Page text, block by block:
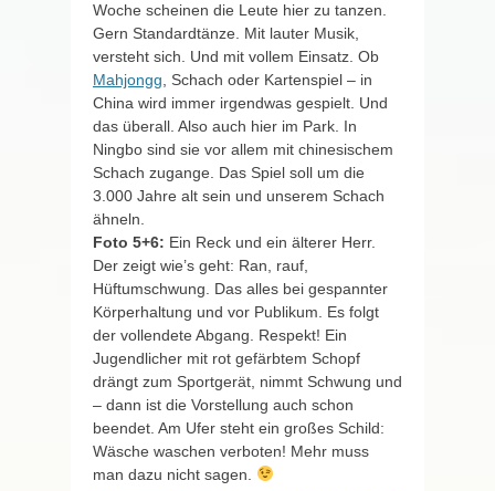
Woche scheinen die Leute hier zu tanzen.
Gern Standardtänze. Mit lauter Musik,
versteht sich. Und mit vollem Einsatz. Ob
Mahjongg , Schach oder Kartenspiel – in
China wird immer irgendwas gespielt. Und
das überall. Also auch hier im Park. In
Ningbo sind sie vor allem mit chinesischem
Schach zugange. Das Spiel soll um die
3.000 Jahre alt sein und unserem Schach
ähneln.
Foto 5+6: Ein Reck und ein älterer Herr.
Der zeigt wie’s geht: Ran, rauf,
Hüftumschwung. Das alles bei gespannter
Körperhaltung und vor Publikum. Es folgt
der vollendete Abgang. Respekt! Ein
Jugendlicher mit rot gefärbtem Schopf
drängt zum Sportgerät, nimmt Schwung und
– dann ist die Vorstellung auch schon
beendet. Am Ufer steht ein großes Schild:
Wäsche waschen verboten! Mehr muss
man dazu nicht sagen.